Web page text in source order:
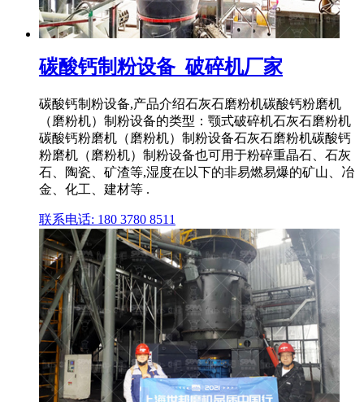
碳酸钙制粉设备_破碎机厂家
碳酸钙制粉设备,产品介绍石灰石磨粉机碳酸钙粉磨机
（磨粉机）制粉设备的类型：颚式破碎机石灰石磨粉机
碳酸钙粉磨机（磨粉机）制粉设备石灰石磨粉机碳酸钙
粉磨机（磨粉机）制粉设备也可用于粉碎重晶石、石灰
石、陶瓷、矿渣等,湿度在以下的非易燃易爆的矿山、冶
金、化工、建材等 .
联系电话: 180 3780 8511